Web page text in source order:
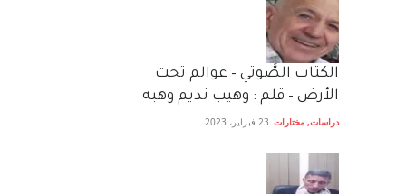
الكتاب الصَّوتي – عوالم تحت
الأرض – قلم : وهيب نديم وهبه
دراسات, مختارات 23 فبراير، 2023